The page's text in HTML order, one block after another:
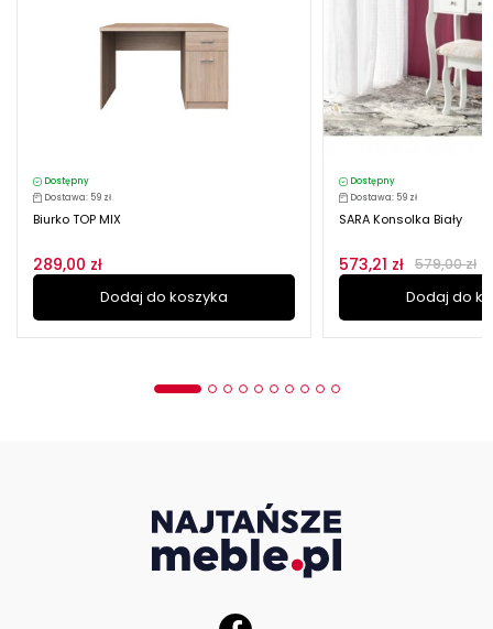
Dostępny
Dostawa: 59 zł
Biurko TOP MIX
289,00 zł
Dodaj do koszyka
Dostępny
Dostawa: 59 zł
SARA Konsolka Biały
573,21 zł 579,00 zł
Dodaj do